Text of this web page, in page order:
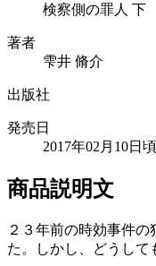
検察側の罪人 下
著者
雫井 脩介
出版社
発売日
2017年02月10日頃
商品説明文
２３年前の時効事件
た。しかし、どうして